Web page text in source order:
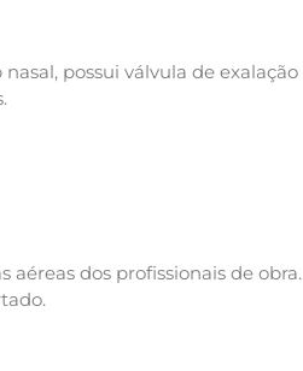
possui válvula de exalação
aéreas dos profissionais de obra.